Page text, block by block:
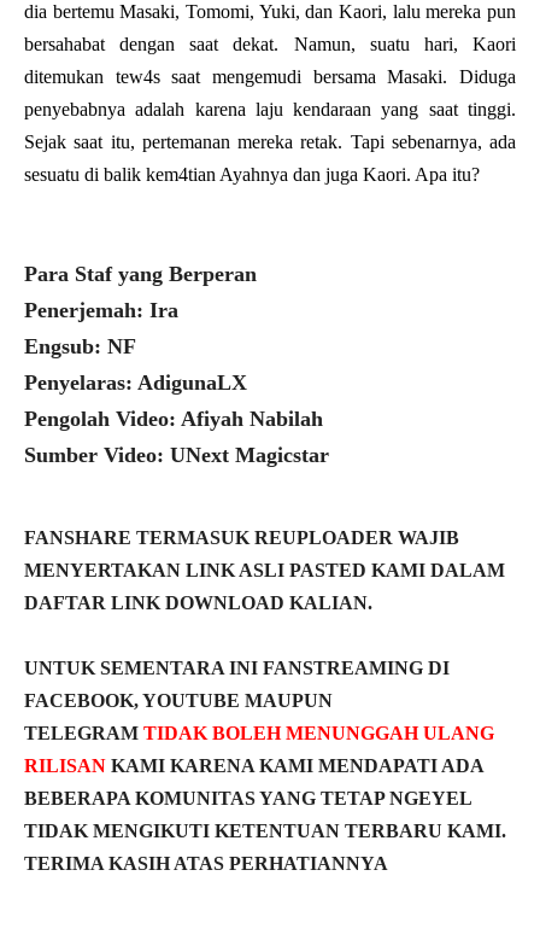
dia bertemu Masaki, Tomomi, Yuki, dan Kaori, lalu mereka pun
bersahabat dengan saat dekat. Namun, suatu hari, Kaori
ditemukan tew4s saat mengemudi bersama Masaki. Diduga
penyebabnya adalah karena laju kendaraan yang saat tinggi.
Sejak saat itu, pertemanan mereka retak. Tapi sebenarnya, ada
sesuatu di balik kem4tian Ayahnya dan juga Kaori. Apa itu?
Para Staf yang Berperan
Penerjemah: Ira
Engsub: NF
Penyelaras: AdigunaLX
Pengolah Video: Afiyah Nabilah
Sumber Video: UNext Magicstar
FANSHARE TERMASUK REUPLOADER WAJIB
MENYERTAKAN LINK ASLI PASTED KAMI DALAM
DAFTAR LINK DOWNLOAD KALIAN.
UNTUK SEMENTARA INI FANSTREAMING DI
FACEBOOK, YOUTUBE MAUPUN
TELEGRAM TIDAK BOLEH MENUNGGAH ULANG
RILISAN KAMI KARENA KAMI MENDAPATI ADA
BEBERAPA KOMUNITAS YANG TETAP NGEYEL
TIDAK MENGIKUTI KETENTUAN TERBARU KAMI.
TERIMA KASIH ATAS PERHATIANNYA